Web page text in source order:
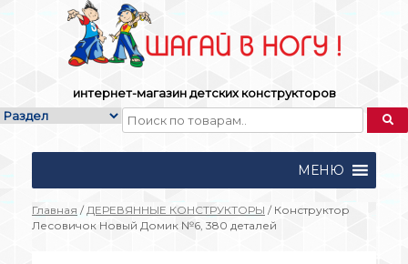
интернет-магазин детских конструкторов
МЕНЮ
Главная / ДЕРЕВЯННЫЕ КОНСТРУКТОРЫ / Конструктор
Лесовичок Новый Домик №6, 380 деталей